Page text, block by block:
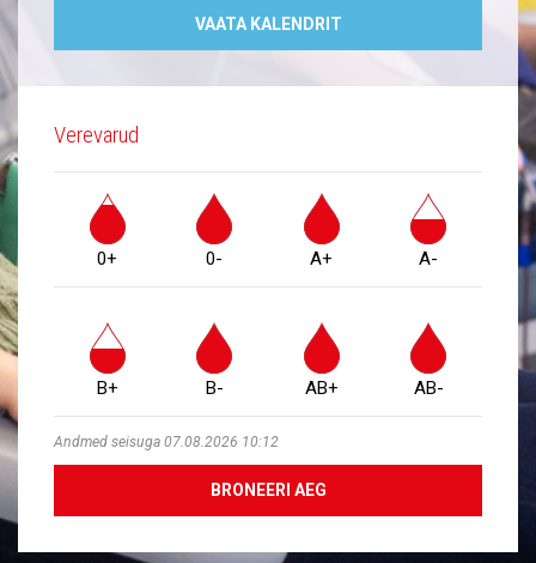
VAATA KALENDRIT
Verevarud
0+ 0- A+ A-
B+ B- AB+ AB-
Andmed seisuga 07.08.2026 10:12
BRONEERI AEG